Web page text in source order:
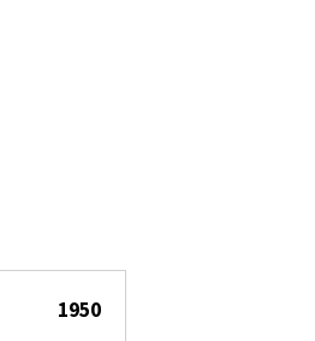
1950